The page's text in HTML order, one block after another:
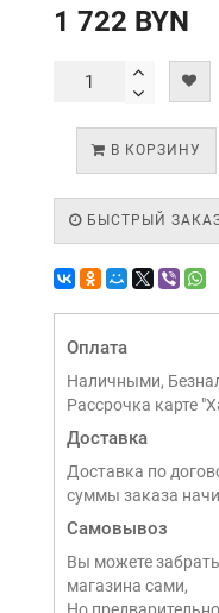
1 722 BYN
В КОРЗИНУ
БЫСТРЫЙ
Оплата
Наличными,
Рассрочка карте
Доставка
Доставка по
суммы заказа
Самовывоз
Вы можете
магазина сами,